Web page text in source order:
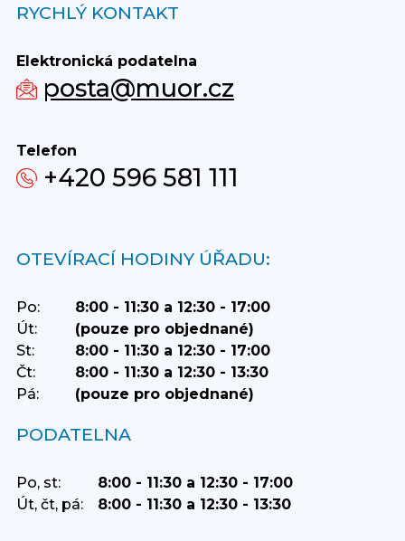
RYCHLÝ KONTAKT
Elektronická podatelna
posta@muor.cz
Telefon
+420 596 581 111
OTEVÍRACÍ HODINY ÚŘADU:
Po:
8:00 - 11:30 a 12:30 - 17:00
Út:
(pouze pro objednané)
St:
8:00 - 11:30 a 12:30 - 17:00
Čt:
8:00 - 11:30 a 12:30 - 13:30
Pá:
(pouze pro objednané)
PODATELNA
Po, st:
8:00 - 11:30 a 12:30 - 17:00
Út, čt, pá:
8:00 - 11:30 a 12:30 - 13:30